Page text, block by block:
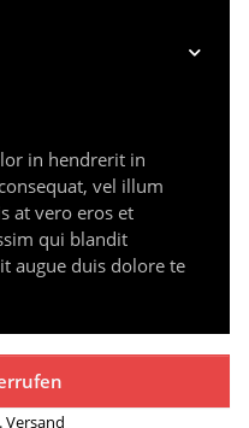
in hendrerit in
vel illum
at vero eros et
qui blandit
augue duis dolore te
Versand